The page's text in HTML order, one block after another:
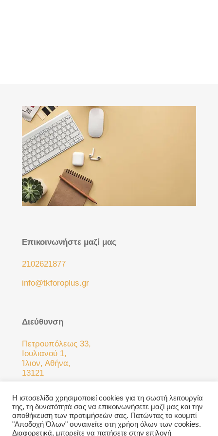
Επικοινωνήστε μαζί μας
2102621877
info@tkforoplus.gr
Διεύθυνση
Πετρουπόλεως 33,
Ιουλιανού 1,
Ίλιον, Αθήνα,
13121
Η ιστοσελίδα χρησιμοποιεί cookies για τη σωστή λειτουργία
της, τη δυνατότητά σας να επικοινωνήσετε μαζί μας και την
αποθήκευση των προτιμήσεών σας. Πατώντας το κουμπί
"Αποδοχή Όλων" συναινείτε στη χρήση όλων των cookies.
Διαφορετικά, μπορείτε να πατήσετε στην επιλογή